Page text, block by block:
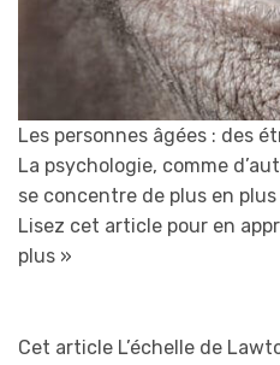
Les personnes âgées : des
La psychologie, comme
se concentre de plus en
Lisez cet article pour en
plus »
Cet article L’échelle de